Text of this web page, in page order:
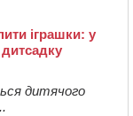
іграшки: у
дитячого